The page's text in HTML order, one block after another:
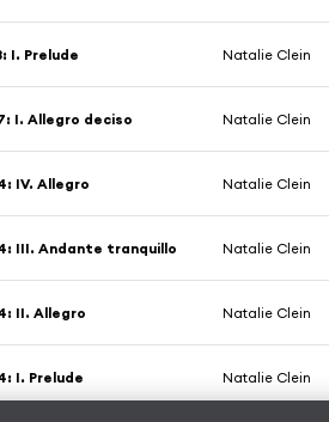
I. Prelude Natalie Clein
I. Allegro deciso Natalie Clein
IV. Allegro Natalie Clein
III. Andante tranquillo Natalie Clein
II. Allegro Natalie Clein
I. Prelude Natalie Clein